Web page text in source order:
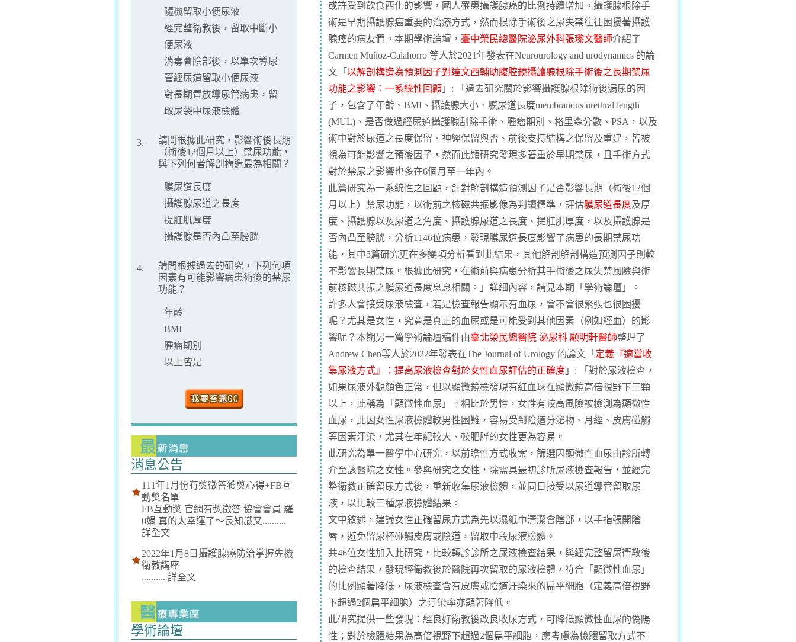
隨機留取小便尿液
經完整衛教後，留取中斷小
便尿液
消毒會陰部後，以單次導尿
管經尿道留取小便尿液
對長期置放導尿管病患，留
取尿袋中尿液檢體
3.
請問根據此研究，影響術後長期
（術後12個月以上）禁尿功能，
與下列何者解剖構造最為相關？
膜尿道長度
攝護腺尿道之長度
提肛肌厚度
攝護腺是否內凸至膀胱
4.
請問根據過去的研究，下列何項
因素有可能影響病患術後的禁尿
功能？
年齡
BMI
腫瘤期別
以上皆是
消息公告
111年1月份有獎徵答獲獎心得+FB互
動獎名單
FB互動獎 官網有獎徵答 協會會員 羅
0娟 真的太幸運了～長知識又..........
詳全文
2022年1月8日攝護腺癌防治掌握先機
衛教講座
.......... 詳全文
學術論壇
或許受到飲食西化的影響，國人罹患攝護腺癌的比例持續增加。攝護腺根除手
術是早期攝護腺癌重要的治療方式，然而根除手術後之尿失禁往往困擾著攝護
腺癌的病友們。本期學術論壇， 臺中榮民總醫院泌尿外科張瓈文醫師介紹了
Carmen Muñoz‐Calahorro 等人於2021年發表在Neurourology and urodynamics 的論
文「 以解剖構造為預測因子對達文西輔助腹腔鏡攝護腺根除手術後之長期禁尿
功能之影響：一系統性回顧 」: 「過去研究關於影響攝護腺根除術後漏尿的因
子，包含了年齡、BMI、攝護腺大小、膜尿道長度membranous urethral length
(MUL)、是否做過經尿道攝護腺刮除手術、腫瘤期別、格里森分數、PSA，以及
術中對於尿道之長度保留、神經保留與否、前後支持結構之保留及重建，皆被
視為可能影響之預後因子，然而此類研究發現多著重於早期禁尿，且手術方式
對於禁尿之影響也多在6個月至一年內。
此篇研究為一系統性之回顧，針對解剖構造預測因子是否影響長期（術後12個
月以上）禁尿功能，以術前之核磁共振影像為判讀標準，評估膜尿道長度及厚
度、攝護腺以及尿道之角度、攝護腺尿道之長度、提肛肌厚度，以及攝護腺是
否內凸至膀胱，分析1146位病患，發現膜尿道長度影響了病患的長期禁尿功
能，其中5篇研究更在多變項分析看到此結果，其他解剖解剖構造預測因子則較
不影響長期禁尿。根據此研究，在術前與病患分析其手術後之尿失禁風險與術
前核磁共振之膜尿道長度息息相關。」詳細內容，請見本期
「學術論壇」
。
許多人會接受尿液檢查，若是檢查報告顯示有血尿，會不會很緊張也很困擾
呢？尤其是女性，究竟是真正的血尿或是可能受到其他因素（例如經血）的影
響呢？本期另一篇學術論壇稿件由臺北榮民總醫院 泌尿科 顧明軒醫師整理了
Andrew Chen等人於2022年發表在The Journal of Urology 的論文「 定義『適當收
集尿液方式』：提高尿液檢查對於女性血尿評估的正確度 」: 「對於尿液檢查，
如果尿液外觀顏色正常，但以顯微鏡檢發現有紅血球在顯微鏡高倍視野下三顆
以上，此稱為「顯微性血尿」。相比於男性，女性有較高風險被檢測為顯微性
血尿，此因女性尿液檢體較男性困難，容易受到陰道分泌物、月經、皮膚碰觸
等因素汙染，尤其在年紀較大、較肥胖的女性更為容易。
此研究為單一醫學中心研究，以前瞻性方式收案，篩選因顯微性血尿由診所轉
介至該醫院之女性。參與研究之女性，除需具最初診所尿液檢查報告，並經完
整衛教正確留尿方式後，重新收集尿液檢體，並同日接受以尿道導管留取尿
液，以比較三種尿液檢體結果。
文中敘述，建議女性正確留尿方式為先以濕紙巾清潔會陰部，以手指張開陰
唇，避免留尿杯碰觸皮膚或陰道，留取中段尿液檢體。
共46位女性加入此研究，比較轉診診所之尿液檢查結果，與經完整留尿衛教後
的檢查結果，發現經衛教後於醫院再次留取的尿液檢體，符合「顯微性血尿」
的比例顯著降低，尿液檢查含有皮膚或陰道汙染來的扁平細胞（定義高倍視野
下超過2個扁平細胞）之汙染率亦顯著降低。
此研究提供一些發現：經良好衛教後改良收尿方式，可降低顯微性血尿的偽陽
性；對於檢體結果為高倍視野下超過2個扁平細胞，應考慮為檢體留取方式不